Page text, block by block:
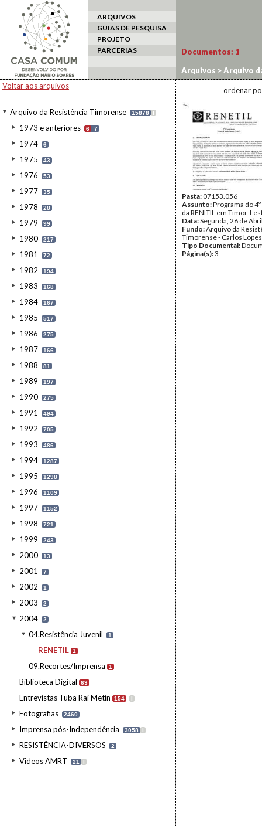
ARQUIVOS
GUIAS DE PESQUISA
PROJETO
PARCERIAS
Voltar aos arquivos
Arquivo da Resistência Timorense 15878 I
1973 e anteriores 6 7
1974 6
1975 43
1976 53
1977 35
1978 28
1979 99
1980 217
1981 72
1982 194
1983 168
1984 167
1985 517
1986 275
1987 166
1988 81
1989 197
1990 275
1991 494
1992 705
1993 486
1994 1287
1995 1298
1996 1109
1997 1152
1998 721
1999 243
2000 13
2001 7
2002 1
2003 2
2004 2
04.Resistência Juvenil 1
RENETIL 1
09.Recortes/Imprensa 1
Biblioteca Digital 63
Entrevistas Tuba Rai Metin 154 I
Fotografias 2460
Imprensa pós-Independência 3058 I
RESISTÊNCIA-DIVERSOS 2
Videos AMRT 21 I
Documentos: 1
Arquivos >Arquivo
ordenar
Pasta:07153.056
Assunto:Programa do
da RENITIL em Timor-
Data:Segunda, 26 de
Fundo:Arquivo da
Timorense - Carlos Lopes
Tipo Documental:
Página(s):3